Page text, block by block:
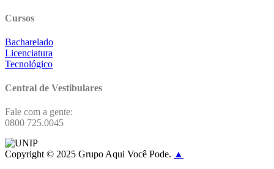
Cursos
Bacharelado
Licenciatura
Tecnológico
Central de Vestibulares
Fale com a gente:
0800 725.0045
Copyright © 2025 Grupo Aqui Você Pode. ▲